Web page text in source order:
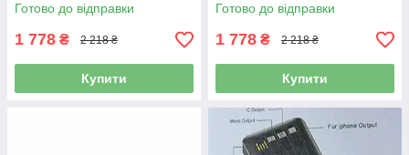
Готово до відправки
1 778 ₴ 2 218 ₴
Купити
Готово до відправки
1 778 ₴ 2 218 ₴
Купити